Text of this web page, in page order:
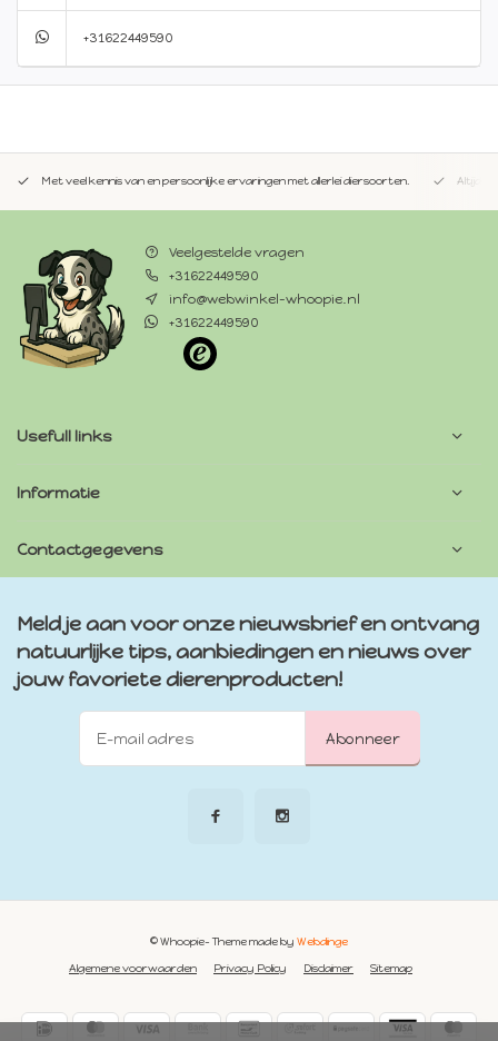
+31622449590
Met veel kennis van en persoonlijke ervaringen met allerlei diersoorten. Altijd
Veelgestelde vragen
+31622449590
info@webwinkel-whoopie.nl
+31622449590
Usefull links
Informatie
Contactgegevens
Meld je aan voor onze nieuwsbrief en ontvang
natuurlijke tips, aanbiedingen en nieuws over
jouw favoriete dierenproducten!
Abonneer
Algemene voorwaarden Privacy Policy Disclaimer Sitemap
© Whoopie- Theme made by Webdinge